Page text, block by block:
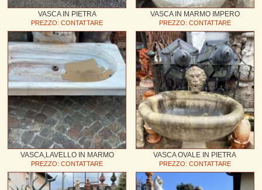
VASCA IN PIETRA
PREZZO: CONTATTARE
VASCA IN MARMO IMPERO
PREZZO: CONTATTARE
VASCA,LAVELLO IN MARMO
PREZZO: CONTATTARE
VASCA OVALE IN PIETRA
PREZZO: CONTATTARE